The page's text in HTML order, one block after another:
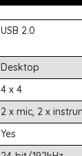
USB 2.0
Desktop
4 x 4
2 x mic, 2 x
Yes